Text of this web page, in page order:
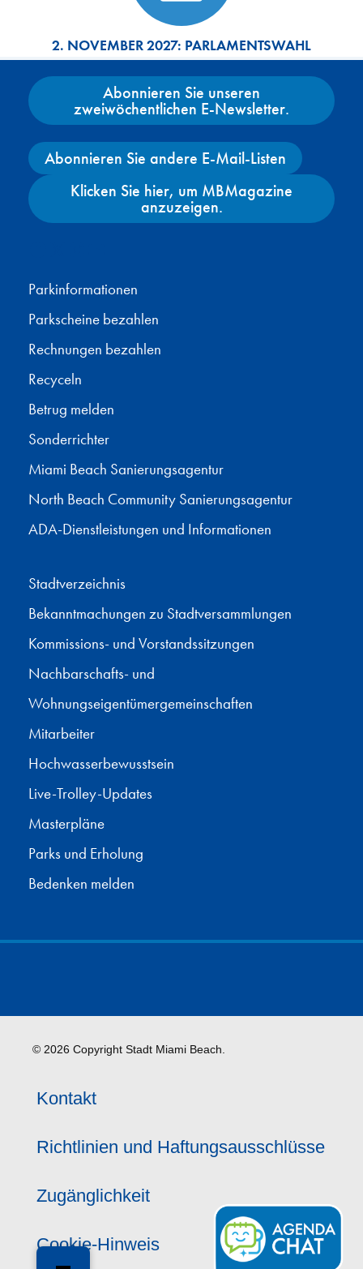
2. NOVEMBER 2027: PARLAMENTSWAHL
Abonnieren Sie unseren
zweiwöchentlichen E-Newsletter.
Abonnieren Sie andere E-Mail-Listen
Klicken Sie hier, um MBMagazine
anzuzeigen.
Parkinformationen
Parkscheine bezahlen
Rechnungen bezahlen
Recyceln
Betrug melden
Sonderrichter
Miami Beach Sanierungsagentur
North Beach Community Sanierungsagentur
ADA-Dienstleistungen und Informationen
Stadtverzeichnis
Bekanntmachungen zu Stadtversammlungen
Kommissions- und Vorstandssitzungen
Nachbarschafts- und
Wohnungseigentümergemeinschaften
Mitarbeiter
Hochwasserbewusstsein
Live-Trolley-Updates
Masterpläne
Parks und Erholung
Bedenken melden
© 2026 Copyright Stadt Miami Beach.
Kontakt
Richtlinien und Haftungsausschlüsse
Zugänglichkeit
Cookie-Hinweis